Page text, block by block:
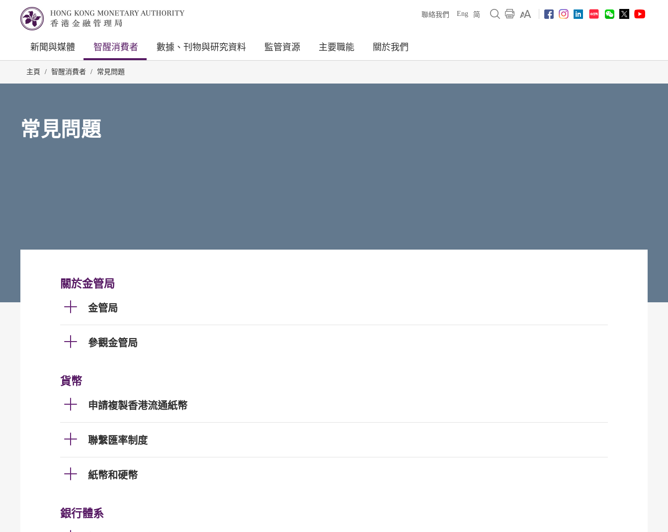
聯絡我們 Eng 简
新聞與媒體 智醒消費者 數據、刊物與研究資料 監管資源 主要職能 關於我們
主頁 / 智醒消費者 / 常見問題
常見問題
關於金管局
金管局
參觀金管局
貨幣
申請複製香港流通紙幣
聯繫匯率制度
紙幣和硬幣
銀行體系